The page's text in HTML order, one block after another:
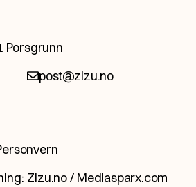
en av våre
og åpent, og ser
Porsgrunn
post@zizu.no
Zizu.no/ Mediasparx.com